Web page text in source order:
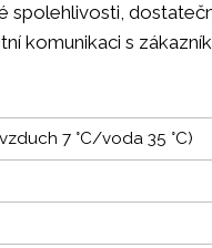
spolehlivosti,
komunikaci s
7 °C/voda 35 °C)